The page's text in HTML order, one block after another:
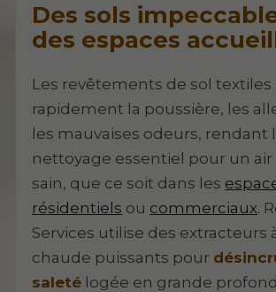
Des sols
des espaces
Les revêtements de sol
rapidement la poussière, les
les mauvaises odeurs, rendant
nettoyage essentiel pour un
sain, que ce soit dans les
résidentiels ou commerciaux.
Services utilise des extracteurs
chaude puissants pour
saleté logée en grande